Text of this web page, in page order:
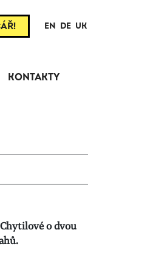
EN DE UK
KONTAKTY
o dvou